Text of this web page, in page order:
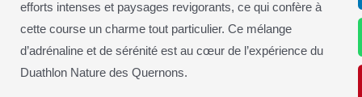
efforts intenses et paysages revigorants, ce qui confère à
cette course un charme tout particulier. Ce mélange
d’adrénaline et de sérénité est au cœur de l’expérience du
Duathlon Nature des Quernons.